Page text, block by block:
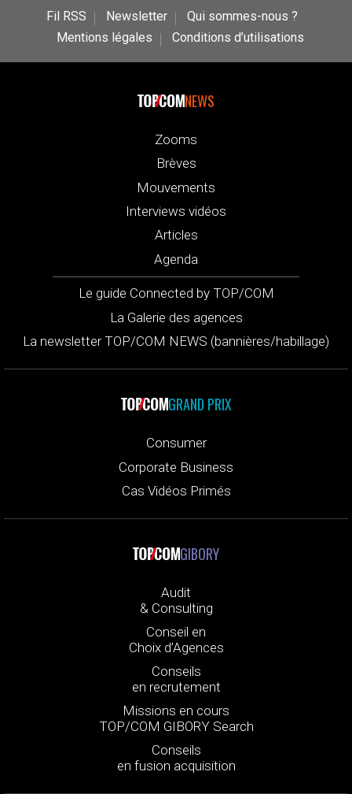
Fil RSS Newsletter
Qui sommes-nous ?
Mentions légales
Conditions d’utilisations
NEWS
Zooms
Brèves
Mouvements
Interviews vidéos
Articles
Agenda
Le guide Connected by TOP/COM
La Galerie des agences
La newsletter TOP/COM NEWS (bannières/habillage)
GRAND PRIX
Consumer
Corporate Business
Cas Vidéos Primés
GIBORY
Audit
& Consulting
Conseil en
Choix d’Agences
Conseils
en recrutement
Missions en cours
TOP/COM GIBORY Search
Conseils
en fusion acquisition